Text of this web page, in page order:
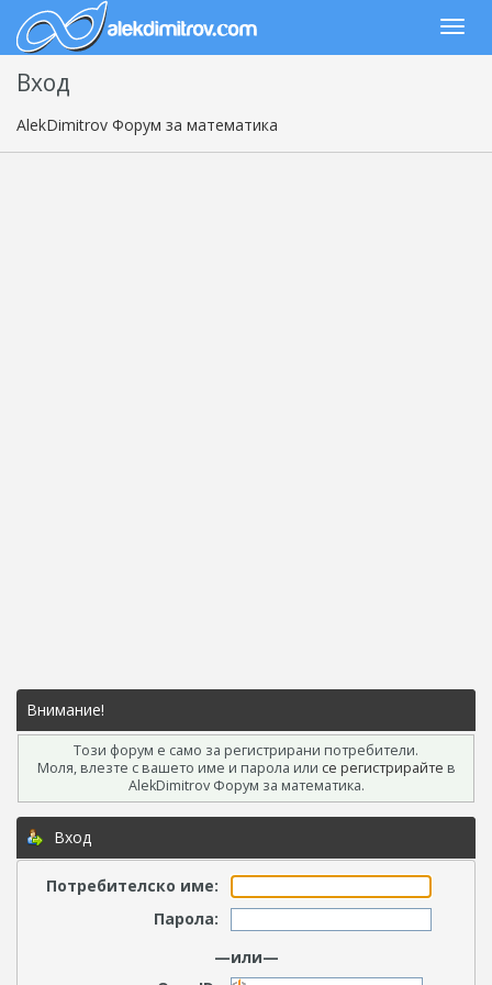
Вход
AlekDimitrov Форум за математика
Внимание!
Този форум е само за регистрирани потребители.
Моля, влезте с вашето име и парола или се регистрирайте в
AlekDimitrov Форум за математика.
Вход
Потребителско име:
Парола:
—или—